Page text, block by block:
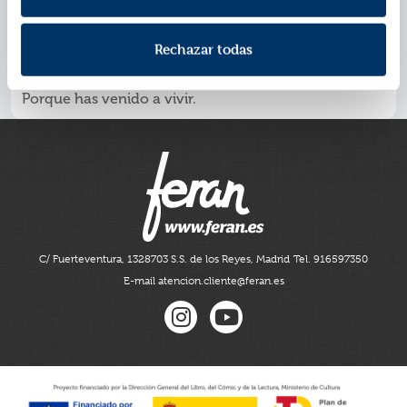
Rechazar todas
ruido externo y reconectar con lo que de verdad te
importa. Un libro honesto y cercano para
vida coherente contigo y habitar el presente, lo
Sin presión ni exigencias imposibles. Solo siendo tú.
Porque has venido a vivir.
C/ Fuerteventura, 1328703 S.S. de los Reyes, Madrid Tel. 916597350
E-mail atencion.cliente@feran.es